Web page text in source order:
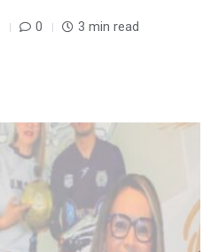
0 3 min read